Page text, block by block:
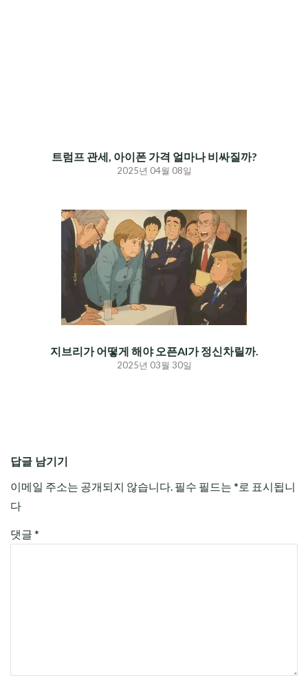
트럼프 관세, 아이폰 가격 얼마나 비싸질까?
2025년 04월 08일
지브리가 어떻게 해야 오픈AI가 정신차릴까.
2025년 03월 30일
답글 남기기
이메일 주소는 공개되지 않습니다. 필수 필드는 * 로 표시됩니
다
댓글 *